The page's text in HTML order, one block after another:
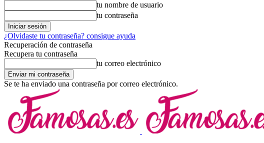
tu nombre de usuario
tu contraseña
¿Olvidaste tu contraseña? consigue ayuda
Recuperación de contraseña
Recupera tu contraseña
tu correo electrónico
Se te ha enviado una contraseña por correo electrónico.